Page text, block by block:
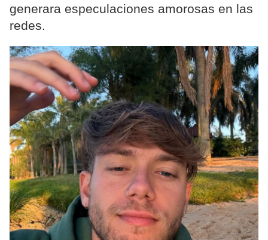
generara especulaciones amorosas en las
redes.